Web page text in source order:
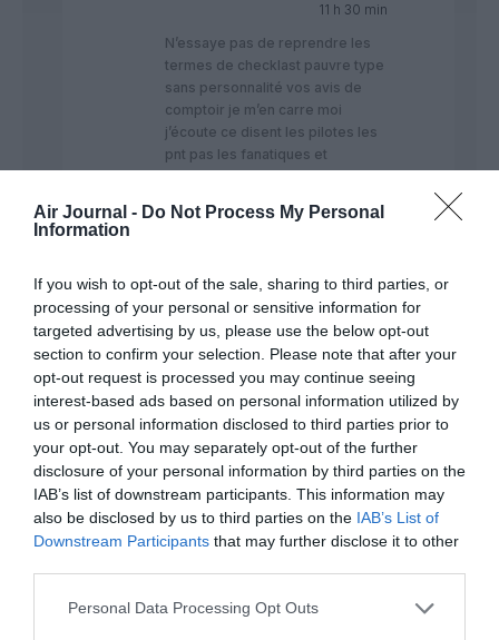
Air Journal - Do Not Process My Personal
Information
If you wish to opt-out of the sale, sharing to third parties, or
processing of your personal or sensitive information for
targeted advertising by us, please use the below opt-out
section to confirm your selection. Please note that after your
opt-out request is processed you may continue seeing
interest-based ads based on personal information utilized by
us or personal information disclosed to third parties prior to
your opt-out. You may separately opt-out of the further
disclosure of your personal information by third parties on the
IAB’s list of downstream participants. This information may
also be disclosed by us to third parties on the IAB’s List of
Downstream Participants that may further disclose it to other
Personal Data Processing Opt Outs
11 h 30 min
N’essaye pas de reprendre les
termes de checklast pauvre type
sans personnalité vos avis de
comptoir je m’en carre moi
j’écoute ce disent les pilotes les
pnt pas les fanatiques et
prend aussi bien l’a350 que le
lorsque qu’ont voyages à bord
l’a350 est légèrement plus large
mais c’est tout. Le 777 est moins
silencieux et moins économe
toute à fait normal il est plus
vieux mais niveau confort des
sièges bien plus confortable que
l’a350 .
RÉPONDRE
commenté :
h 19 min